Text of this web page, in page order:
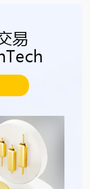
易